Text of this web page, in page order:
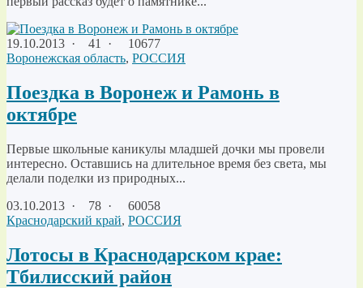
19.10.2013 · 41 ·
10677
Воронежская область, РОССИЯ
Поездка в Воронеж и Рамонь в
октябре
Первые школьные каникулы младшей дочки мы провели
интересно. Оставшись на длительное время без света, мы
делали поделки из природных...
03.10.2013 · 78 ·
60058
Краснодарский край, РОССИЯ
Лотосы в Краснодарском крае:
Тбилисский район